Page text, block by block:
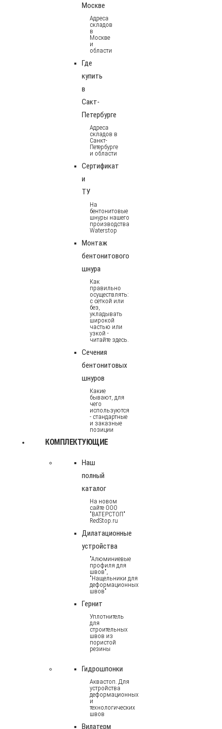
Москве
Адреса
складов
в
Москве
и
области
Где
купить
в
Сакт-
Петербурге
Адреса
складов в
Санкт-
Петербурге
и области
Сертификат
и
ТУ
На
бентонитовые
шнуры нашего
производства
Waterstop
Монтаж
бентонитового
шнура
Как
правильно
осуществлять:
с сеткой или
без,
укладывать
широкой
частью или
узкой -
читайте здесь.
Сечения
бентонитовых
шнуров
Какие
бывают, для
чего
используются
- стандартные
и заказные
позиции
КОМПЛЕКТУЮЩИЕ
Наш
полный
каталог
На новом
сайте ООО
"ВАТЕРСТОП"
RedStop.ru
Дилатационные
устройства
"Алюминиевые
профиля для
швов",
"Нащельники для
деформационных
швов"
Гернит
Уплотнитель
для
строительных
швов из
пористой
резины
Гидрошпонки
Аквастоп. Для
устройства
деформационных
и
технологических
швов
Вилатерм